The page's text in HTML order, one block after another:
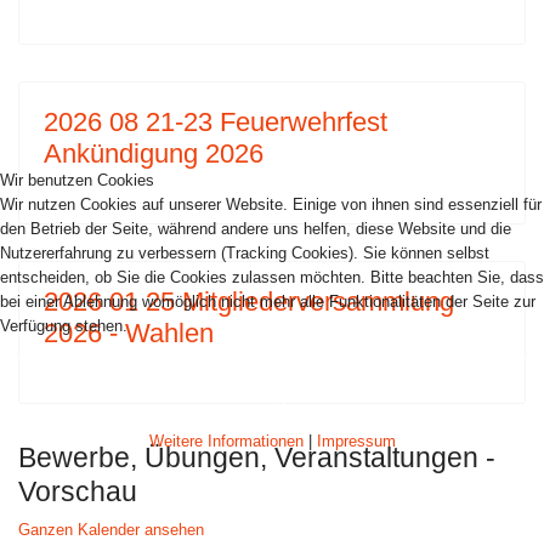
2026 08 21-23 Feuerwehrfest
Ankündigung 2026
2026 01 25 Mitgliederversammlung
2026 - Wahlen
Bewerbe, Übungen, Veranstaltungen -
Vorschau
Ganzen Kalender ansehen
Wir benutzen Cookies
Wir nutzen Cookies auf unserer Website. Einige von ihnen sind essenziell für
den Betrieb der Seite, während andere uns helfen, diese Website und die
Nutzererfahrung zu verbessern (Tracking Cookies). Sie können selbst
entscheiden, ob Sie die Cookies zulassen möchten. Bitte beachten Sie, dass
bei einer Ablehnung womöglich nicht mehr alle Funktionalitäten der Seite zur
Verfügung stehen.
Weitere Informationen| Impressum